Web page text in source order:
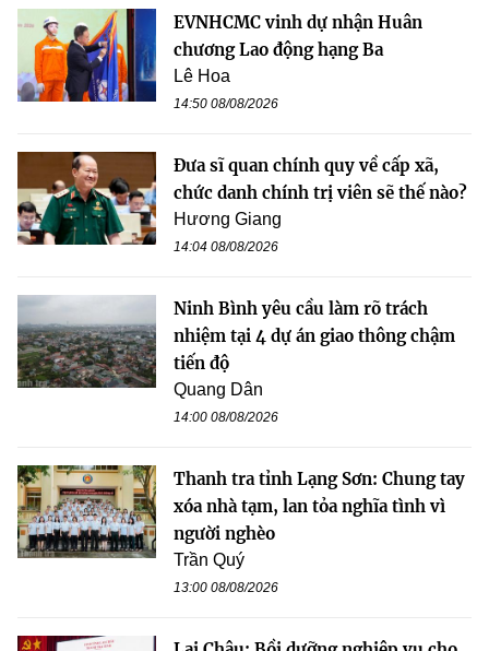
EVNHCMC vinh dự nhận Huân
chương Lao động hạng Ba
Lê Hoa
14:50 08/08/2026
Đưa sĩ quan chính quy về cấp xã,
chức danh chính trị viên sẽ thế nào?
Hương Giang
14:04 08/08/2026
Ninh Bình yêu cầu làm rõ trách
nhiệm tại 4 dự án giao thông chậm
tiến độ
Quang Dân
14:00 08/08/2026
Thanh tra tỉnh Lạng Sơn: Chung tay
xóa nhà tạm, lan tỏa nghĩa tình vì
người nghèo
Trần Quý
13:00 08/08/2026